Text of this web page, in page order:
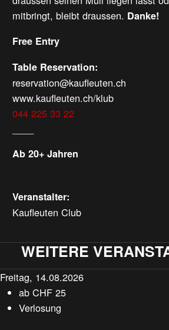
mitbringt, bleibt draussen. Danke!
Free Entry
Table Reservation:
reservation@kaufleuten.ch
www.kaufleuten.ch/klub
044 225 33 22
Ab 20+ Jahren
Veranstalter:
Kaufleuten Club
WEITERE
Freitag, 14.08.2026
abCHF 25
Verlosung